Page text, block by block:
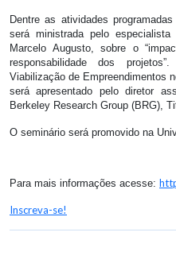
Dentre as atividades
será ministrada pelo
Marcelo Augusto, sobre o
responsabilidade dos
Viabilização de Empreendimentos
será apresentado pelo diretor
Berkeley Research Group (BRG),
O seminário será promovido na
Para mais informações acesse:
Inscreva-se!